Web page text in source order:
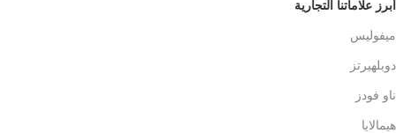
أبرز علاماتنا التجارية
ميفوليس
دوبلهيرتز
ناو فودز
هيمالايا